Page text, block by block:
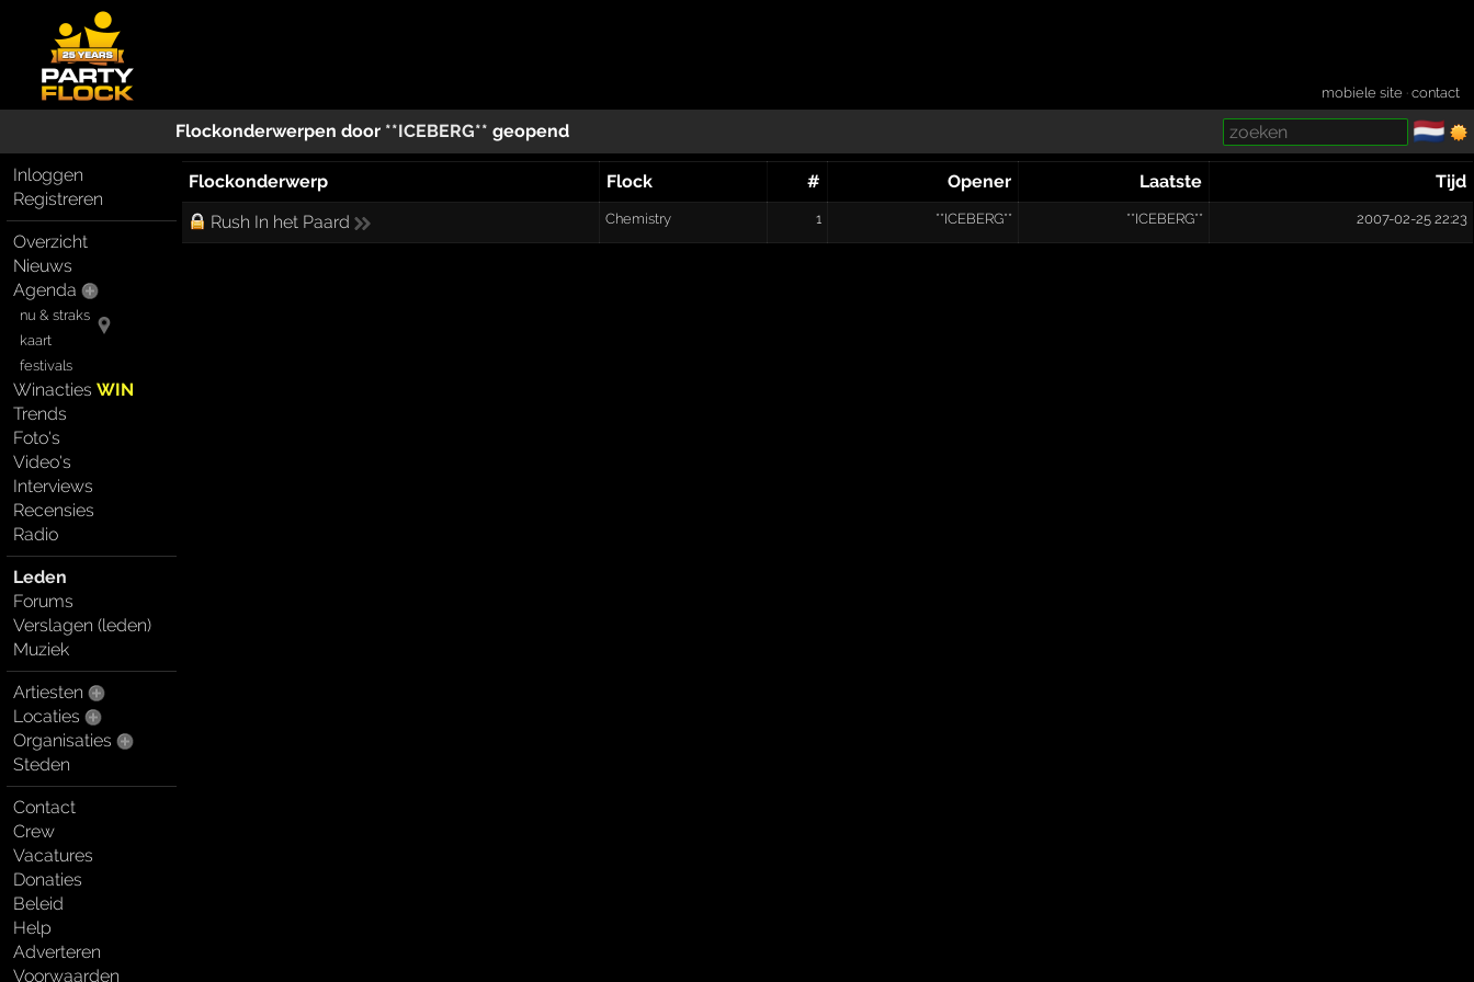
mobiele site ·contact
Flockonderwerpen door **ICEBERG** geopend 🇳🇱
Inloggen
Registreren
Overzicht
Nieuws
Agenda
nu & straks
kaart
festivals
WinactiesWIN
Trends
Foto's
Video's
Interviews
Recensies
Radio
Leden
Forums
Verslagen (leden)
Muziek
Artiesten
Locaties
Organisaties
Steden
Contact
Crew
Vacatures
Donaties
Beleid
Help
Adverteren
Voorwaarden
Flockonderwerp Flock # Opener Laatste
Tijd
Rush In het Paard
Chemistry 1 **ICEBERG** **ICEBERG** 2007-02-25 22:23